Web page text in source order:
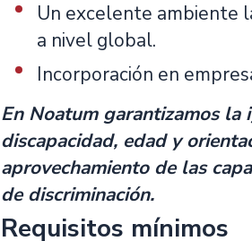
Un excelente ambiente
a nivel global.
Incorporación en
En Noatum garantizamos la
discapacidad, edad y
aprovechamiento de las
de discriminación.
Requisitos mínimos